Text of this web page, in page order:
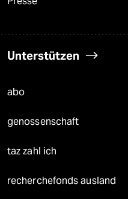
Unterstützen
abo
genossenschaft
taz zahl ich
recherchefonds ausland